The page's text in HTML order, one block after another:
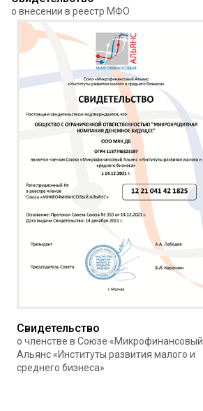
о внесении в реестр МФО
Свидетельство
о членстве в Союзе «Микрофинансовый
Альянс «Институты развития малого и
среднего бизнеса»